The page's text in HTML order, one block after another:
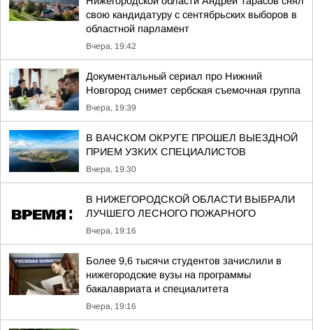
свою кандидатуру с сентябрьских выборов в
областной парламент
Вчера, 19:42
Документальный сериал про Нижний
Новгород снимет сербская съемочная группа
Вчера, 19:39
В ВАЧСКОМ ОКРУГЕ ПРОШЕЛ ВЫЕЗДНОЙ
ПРИЕМ УЗКИХ СПЕЦИАЛИСТОВ
Вчера, 19:30
В НИЖЕГОРОДСКОЙ ОБЛАСТИ ВЫБРАЛИ
ЛУЧШЕГО ЛЕСНОГО ПОЖАРНОГО
Вчера, 19:16
Более 9,6 тысячи студентов зачислили в
нижегородские вузы на программы
бакалавриата и специалитета
Вчера, 19:16